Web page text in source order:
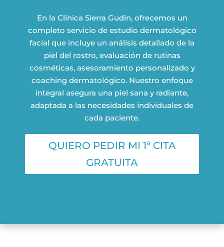
En la Clínica Sierra Gudin, ofrecemos un
completo servicio de estudio dermatológico
facial que incluye un análisis detallado de la
piel del rostro, evaluación de rutinas
cosméticas, asesoramiento personalizado y
coaching dermatológico. Nuestro enfoque
integral asegura una piel sana y radiante,
adaptada a las necesidades individuales de
cada paciente.
QUIERO PEDIR MI 1ª CITA
GRATUITA